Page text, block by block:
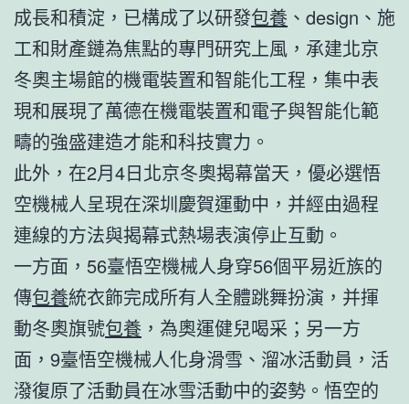
成長和積淀，已構成了以研發包養 、design、施
工和財產鏈為焦點的專門研究上風，承建北京
冬奧主場館的機電裝置和智能化工程，集中表
現和展現了萬德在機電裝置和電子與智能化範
疇的強盛建造才能和科技實力。
此外，在2月4日北京冬奧揭幕當天，優必選悟
空機械人呈現在深圳慶賀運動中，并經由過程
連線的方法與揭幕式熱場表演停止互動。
一方面，56臺悟空機械人身穿56個平易近族的
傳包養統衣飾完成所有人全體跳舞扮演，并揮
動冬奧旗號包養 ，為奧運健兒喝采；另一方
面，9臺悟空機械人化身滑雪、溜冰活動員，活
潑復原了活動員在冰雪活動中的姿勢。悟空的